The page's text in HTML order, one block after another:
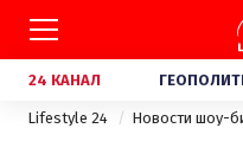
24 КАНАЛ
Lifestyle 24 Новости шоу-